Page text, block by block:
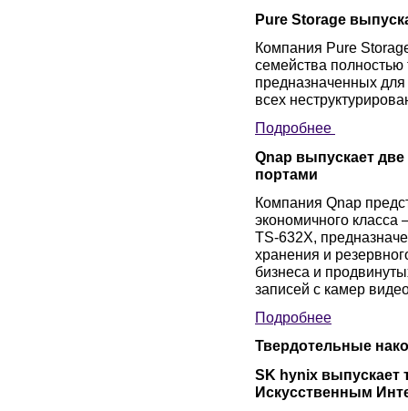
Pure Storage
Компания Pure
семейства
предназначенных
всех
Подробнее
Qnap выпускает
портами
Компания Qnap
экономичного
TS-632X,
хранения и
бизнеса и
записей с камер
Подробнее
Твердотельные
SK hynix выпускает
Искусственным